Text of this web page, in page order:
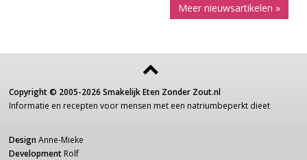
Meer nieuwsartikelen »
Copyright © 2005-2026 Smakelijk Eten Zonder Zout.nl
Informatie en recepten voor mensen met een natriumbeperkt dieet
Design Anne-Mieke
Development Rolf